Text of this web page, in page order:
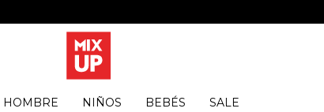
HOMBRE NIÑOS BEBÉS SALE